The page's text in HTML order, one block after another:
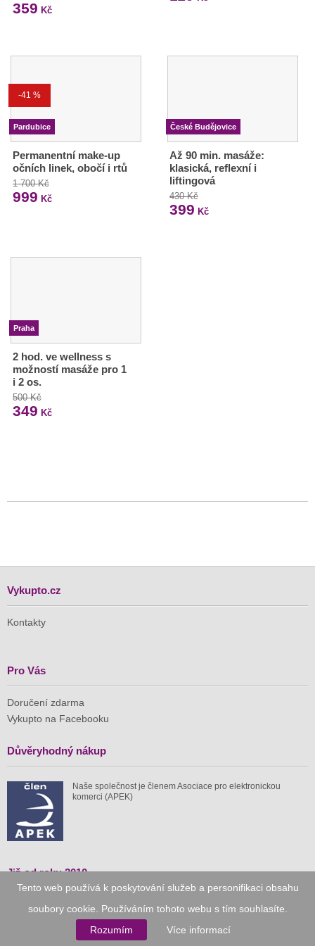
Tento web používá k poskytování služeb a personifikaci obsahu
soubory cookie. Používáním tohoto webu s tím souhlasíte.
Rozumím
Více informací
359 Kč
-41 %
Pardubice
Permanentní make-up
očních linek, obočí i rtů
1 700 Kč
999 Kč
České Budějovice
Až 90 min. masáže:
klasická, reflexní i
liftingová
430 Kč
399 Kč
Praha
2 hod. ve wellness s
možností masáže pro 1
i 2 os.
500 Kč
349 Kč
Vykupto.cz
Kontakty
Pro Vás
Doručení zdarma
Vykupto na Facebooku
Důvěryhodný nákup
Naše společnost je členem Asociace pro elektronickou
komerci (APEK)
Již od roku 2010
59 tis. 1 511 mil.
ušetřeno nákupy